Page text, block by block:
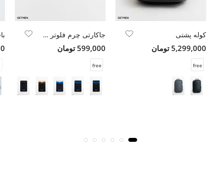
کوله پشتی
5,299,000 تومان
free
جاکارتی چرم فلوتر ست من
599,000 تومان
free